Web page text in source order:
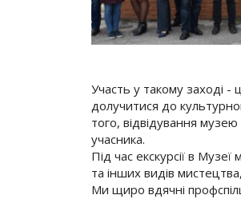
Участь у такому заході -
долучитися до
того, відвідування
учасника.
Під час екскурсії в
та інших видів
Ми щиро вдячні